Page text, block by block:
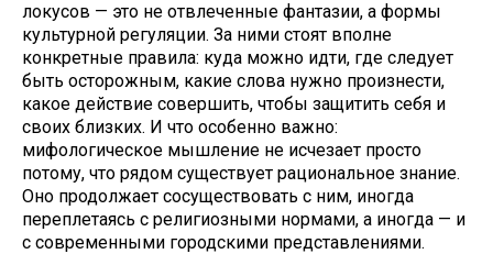
локусов — это не отвлеченные фантазии, а формы
культурной регуляции. За ними стоят вполне
конкретные правила: куда можно идти, где следует
быть осторожным, какие слова нужно произнести,
какое действие совершить, чтобы защитить себя и
своих близких. И что особенно важно:
мифологическое мышление не исчезает просто
потому, что рядом существует рациональное знание.
Оно продолжает сосуществовать с ним, иногда
переплетаясь с религиозными нормами, а иногда — и
с современными городскими представлениями.